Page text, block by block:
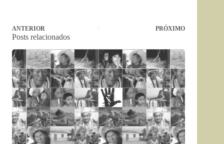
ANTERIOR PRÓXIMO
Posts relacionados